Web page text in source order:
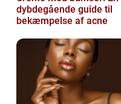
dybdegående guide til
bekæmpelse af acne